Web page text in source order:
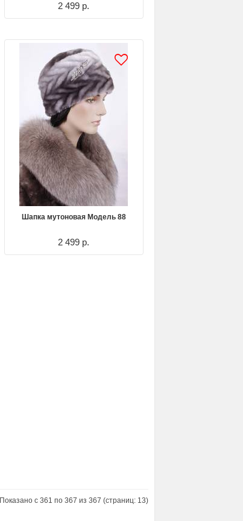
2 499 р.
Шапка мутоновая Модель 88
2 499 р.
Показано с 361 по 367 из 367 (страниц: 13)